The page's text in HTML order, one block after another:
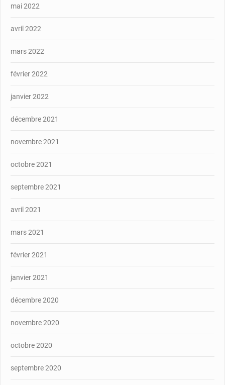
mai 2022
avril 2022
mars 2022
février 2022
janvier 2022
décembre 2021
novembre 2021
octobre 2021
septembre 2021
avril 2021
mars 2021
février 2021
janvier 2021
décembre 2020
novembre 2020
octobre 2020
septembre 2020